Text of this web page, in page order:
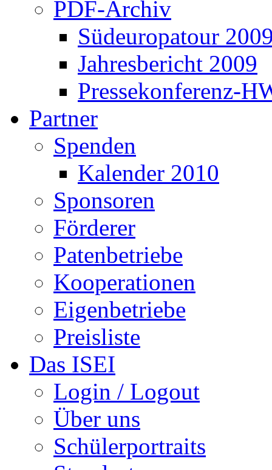
PDF-Archiv
Südeuropatour
Jahresbericht 2009
Pressekonferenz-
Partner
Spenden
Kalender 2010
Sponsoren
Förderer
Patenbetriebe
Kooperationen
Eigenbetriebe
Preisliste
Das ISEI
Login / Logout
Über uns
Schülerportraits